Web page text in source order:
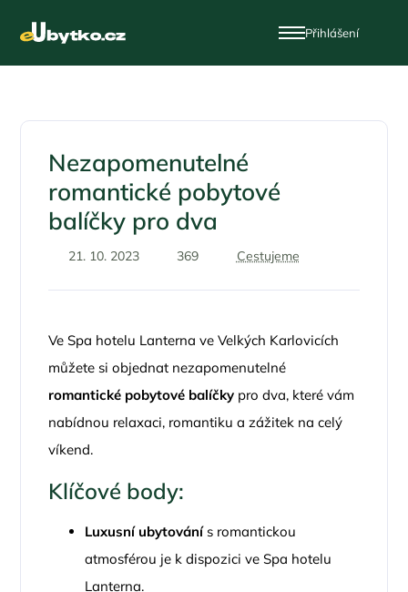
Přihlášení
Nezapomenutelné
romantické pobytové
balíčky pro dva
21. 10. 2023 369 Cestujeme
Ve Spa hotelu Lanterna ve Velkých Karlovicích
můžete si objednat nezapomenutelné
romantické pobytové balíčky pro dva, které vám
nabídnou relaxaci, romantiku a zážitek na celý
víkend.
Klíčové body:
Luxusní ubytovánís romantickou
atmosférou je k dispozici ve Spa hotelu
Lanterna.